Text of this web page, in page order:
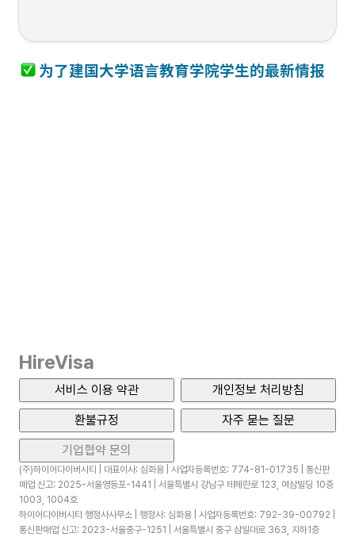
为了建国大学语言教育学院学生的最新情报
HireVisa
서비스 이용 약관
개인정보 처리방침
환불규정
자주 묻는 질문
기업협약 문의
(주)하이어다이버시티 | 대표이사: 심화용 | 사업자등록번호: 774-81-01735 | 통신판
매업 신고: 2025-서울영등포-1441 | 서울특별시 강남구 테헤란로 123, 여삼빌딩 10층
1003, 1004호
하이어다이버시티 행정사사무소 | 행정사: 심화용 | 사업자등록번호: 792-39-00792 |
통신판매업 신고: 2023-서울중구-1251 | 서울특별시 중구 삼일대로 363, 지하1층